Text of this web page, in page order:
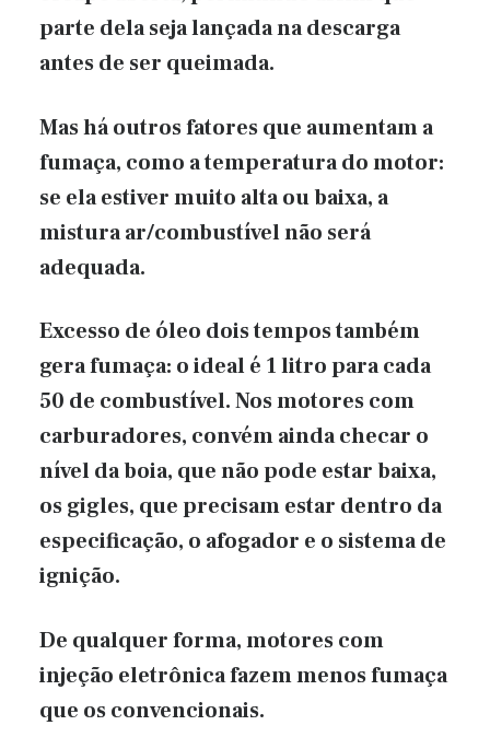
parte dela seja lançada na descarga
antes de ser queimada.
Mas há outros fatores que aumentam a
fumaça, como a temperatura do motor:
se ela estiver muito alta ou baixa, a
mistura ar/combustível não será
adequada.
Excesso de óleo dois tempos também
gera fumaça: o ideal é 1 litro para cada
50 de combustível. Nos motores com
carburadores, convém ainda checar o
nível da boia, que não pode estar baixa,
os gigles, que precisam estar dentro da
especificação, o afogador e o sistema de
ignição.
De qualquer forma, motores com
injeção eletrônica fazem menos fumaça
que os convencionais.